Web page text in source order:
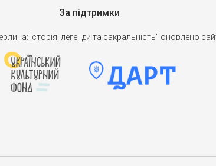
За підтримки
історія, легенди та сакральність" оновлено